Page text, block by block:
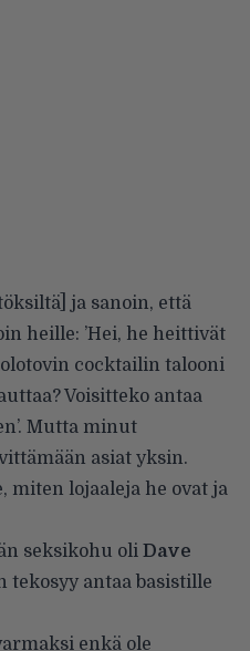
ja sanoin, että
heille: ’Hei, he heittivät
cocktailin talooni
Voisitteko antaa
Mutta minut
asiat yksin.
miten lojaaleja he ovat ja
seksikohu oli Dave
tekosyy antaa basistille
enkä ole